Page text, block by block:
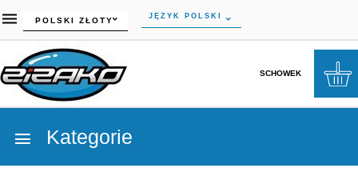
currency_h
POLSKI ZŁOTY JĘZYK POLSKI
SCHOWEK
Kategorie